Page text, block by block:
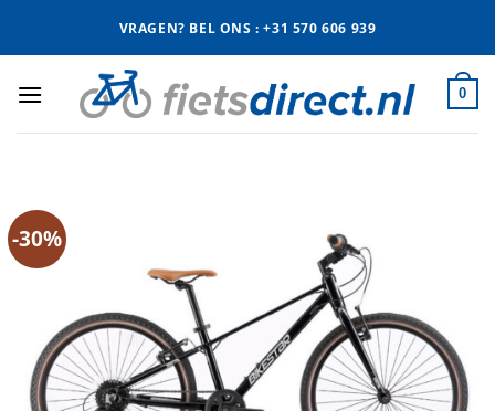
VRAGEN? BEL ONS : +31 570 606 939
0
-30%